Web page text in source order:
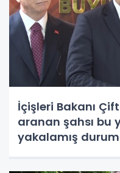
İçişleri Bakanı
aranan şahsı bu
yakalamış